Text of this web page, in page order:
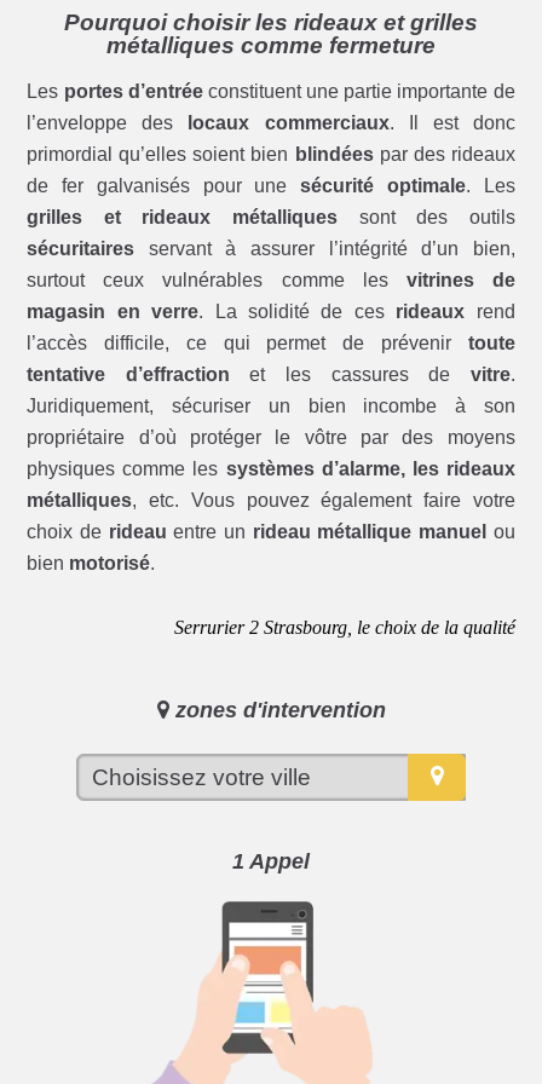
Pourquoi choisir les rideaux et grilles
métalliques comme fermeture
Les portes d’entréeconstituent une partie importante de
l’enveloppe des
locaux commerciaux. Il est donc
primordial qu’elles soient bien blindéespar des rideaux
de fer galvanisés pour unesécurité optimale. Les
grilles et rideaux métalliques sont des outils
sécuritaires servant à assurer l’intégrité d’un bien,
surtout ceux vulnérables comme les vitrines de
magasin en verre. La solidité de ces rideaux rend
l’accès difficile, ce qui permet de prévenir toute
tentative d’effraction et les cassures de vitre.
Juridiquement, sécuriser un bien incombe à son
propriétaire d’où protéger le vôtre par des moyens
physiques comme les systèmes d’alarme, les rideaux
métalliques, etc. Vous pouvez également faire votre
choix de rideau entre un rideau métallique manuel ou
bien motorisé.
Serrurier 2 Strasbourg, le choix de la qualité
zones d'intervention
1 Appel